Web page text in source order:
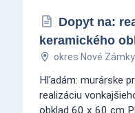
Dopyt na:
keramického
okres Nové Zámky
Hľadám: murárske
realizáciu
obklad 60 x 60 cm